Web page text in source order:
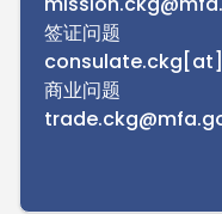
签证问题
商业问题